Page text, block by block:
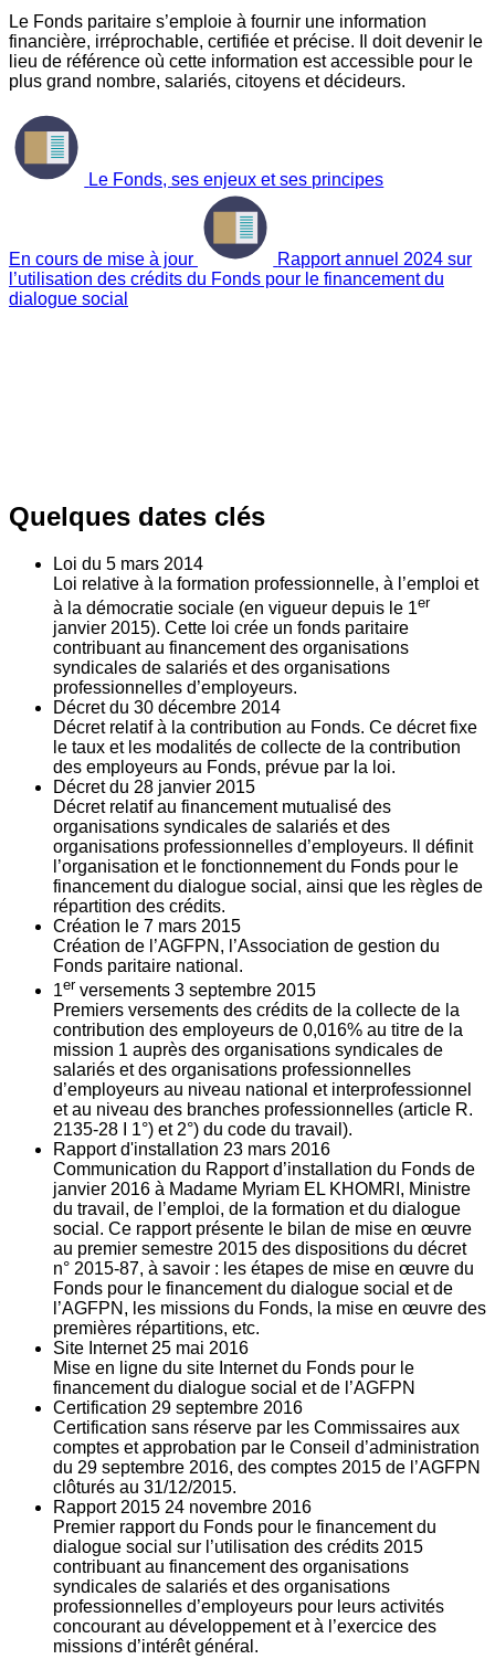
Le Fonds paritaire s’emploie à fournir une information
financière, irréprochable, certifiée et précise. Il doit devenir le
lieu de référence où cette information est accessible pour le
plus grand nombre, salariés, citoyens et décideurs.
Le Fonds, ses enjeux et ses principes
En cours de mise à jour
Rapport annuel 2024 sur
l’utilisation des crédits du Fonds pour le financement du
dialogue social
Quelques dates clés
Loi du 5 mars 2014
Loi relative à la formation professionnelle, à l’emploi et
à la démocratie sociale (en vigueur depuis le 1er
janvier 2015). Cette loi crée un fonds paritaire
contribuant au financement des organisations
syndicales de salariés et des organisations
professionnelles d’employeurs.
Décret du 30 décembre 2014
Décret relatif à la contribution au Fonds. Ce décret fixe
le taux et les modalités de collecte de la contribution
des employeurs au Fonds, prévue par la loi.
Décret du 28 janvier 2015
Décret relatif au financement mutualisé des
organisations syndicales de salariés et des
organisations professionnelles d’employeurs. Il définit
l’organisation et le fonctionnement du Fonds pour le
financement du dialogue social, ainsi que les règles de
répartition des crédits.
Création le 7 mars 2015
Création de l’AGFPN, l’Association de gestion du
Fonds paritaire national.
1er versements 3 septembre 2015
Premiers versements des crédits de la collecte de la
contribution des employeurs de 0,016% au titre de la
mission 1 auprès des organisations syndicales de
salariés et des organisations professionnelles
d’employeurs au niveau national et interprofessionnel
et au niveau des branches professionnelles (article R.
2135‐28 I 1°) et 2°) du code du travail).
Rapport d'installation 23 mars 2016
Communication du Rapport d’installation du Fonds de
janvier 2016 à Madame Myriam EL KHOMRI, Ministre
du travail, de l’emploi, de la formation et du dialogue
social. Ce rapport présente le bilan de mise en œuvre
au premier semestre 2015 des dispositions du décret
n° 2015-87, à savoir : les étapes de mise en œuvre du
Fonds pour le financement du dialogue social et de
l’AGFPN, les missions du Fonds, la mise en œuvre des
premières répartitions, etc.
Site Internet 25 mai 2016
Mise en ligne du site Internet du Fonds pour le
financement du dialogue social et de l’AGFPN
Certification 29 septembre 2016
Certification sans réserve par les Commissaires aux
comptes et approbation par le Conseil d’administration
du 29 septembre 2016, des comptes 2015 de l’AGFPN
clôturés au 31/12/2015.
Rapport 2015 24 novembre 2016
Premier rapport du Fonds pour le financement du
dialogue social sur l’utilisation des crédits 2015
contribuant au financement des organisations
syndicales de salariés et des organisations
professionnelles d’employeurs pour leurs activités
concourant au développement et à l’exercice des
missions d’intérêt général.